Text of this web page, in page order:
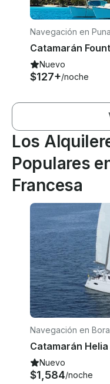
Navegación en
Nuevo
$127+/noche
Los
Populares
Francesa
Navegación en
Nuevo
$1,584/noche